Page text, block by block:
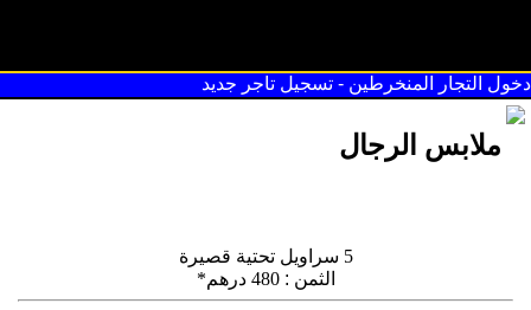
دخول التجار المنخرطين - تسجيل تاجر جديد
ملابس الرجال
5 سراويل تحتية قصيرة
الثمن : 480 درهم*